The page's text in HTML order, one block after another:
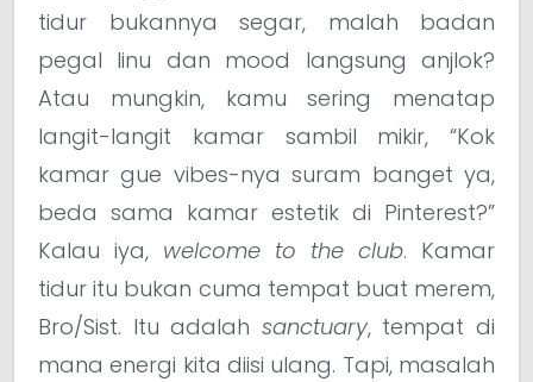
tidur bukannya segar, malah badan
pegal linu dan mood langsung anjlok?
Atau mungkin, kamu sering menatap
langit-langit kamar sambil mikir, “Kok
kamar gue vibes-nya suram banget ya,
beda sama kamar estetik di Pinterest?”
Kalau iya, welcome to the club. Kamar
tidur itu bukan cuma tempat buat merem,
Bro/Sist. Itu adalah sanctuary, tempat di
mana energi kita diisi ulang. Tapi, masalah